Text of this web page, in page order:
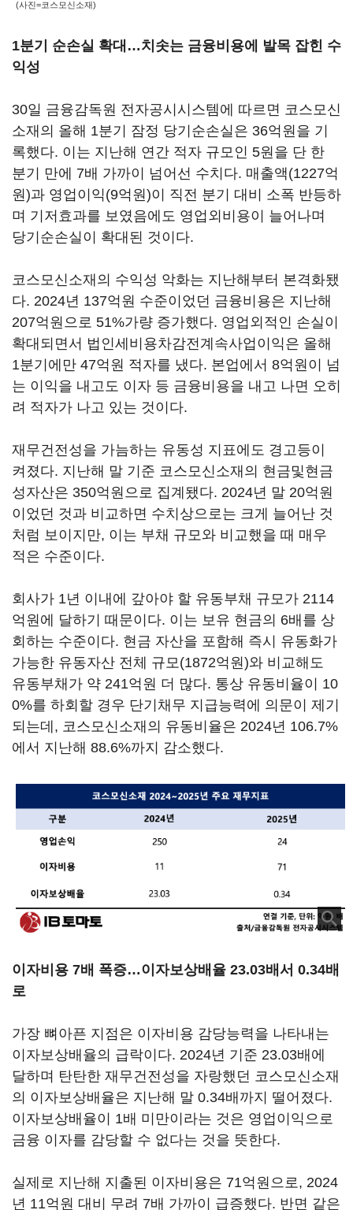
(사진=코스모신소재)
1분기 순손실 확대…치솟는 금융비용에 발목 잡힌 수
익성
30일 금융감독원 전자공시시스템에 따르면 코스모신
소재의 올해 1분기 잠정 당기순손실은 36억원을 기
록했다. 이는 지난해 연간 적자 규모인 5원을 단 한
분기 만에 7배 가까이 넘어선 수치다. 매출액(1227억
원)과 영업이익(9억원)이 직전 분기 대비 소폭 반등하
며 기저효과를 보였음에도 영업외비용이 늘어나며
당기순손실이 확대된 것이다.
코스모신소재의 수익성 악화는 지난해부터 본격화됐
다. 2024년 137억원 수준이었던 금융비용은 지난해
207억원으로 51%가량 증가했다. 영업외적인 손실이
확대되면서 법인세비용차감전계속사업이익은 올해
1분기에만 47억원 적자를 냈다. 본업에서 8억원이 넘
는 이익을 내고도 이자 등 금융비용을 내고 나면 오히
려 적자가 나고 있는 것이다.
재무건전성을 가늠하는 유동성 지표에도 경고등이
켜졌다. 지난해 말 기준 코스모신소재의 현금및현금
성자산은 350억원으로 집계됐다. 2024년 말 20억원
이었던 것과 비교하면 수치상으로는 크게 늘어난 것
처럼 보이지만, 이는 부채 규모와 비교했을 때 매우
적은 수준이다.
회사가 1년 이내에 갚아야 할 유동부채 규모가 2114
억원에 달하기 때문이다. 이는 보유 현금의 6배를 상
회하는 수준이다. 현금 자산을 포함해 즉시 유동화가
가능한 유동자산 전체 규모(1872억원)와 비교해도
유동부채가 약 241억원 더 많다. 통상 유동비율이 10
0%를 하회할 경우 단기채무 지급능력에 의문이 제기
되는데, 코스모신소재의 유동비율은 2024년 106.7%
에서 지난해 88.6%까지 감소했다.
이자비용 7배 폭증…이자보상배율 23.03배서 0.34배
로
가장 뼈아픈 지점은 이자비용 감당능력을 나타내는
이자보상배율의 급락이다. 2024년 기준 23.03배에
달하며 탄탄한 재무건전성을 자랑했던 코스모신소재
의 이자보상배율은 지난해 말 0.34배까지 떨어졌다.
이자보상배율이 1배 미만이라는 것은 영업이익으로
금융 이자를 감당할 수 없다는 것을 뜻한다.
실제로 지난해 지출된 이자비용은 71억원으로, 2024
년 11억원 대비 무려 7배 가까이 급증했다. 반면 같은